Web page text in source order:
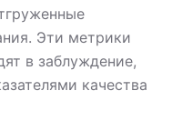
Эти метрики
в заблуждение,
качества